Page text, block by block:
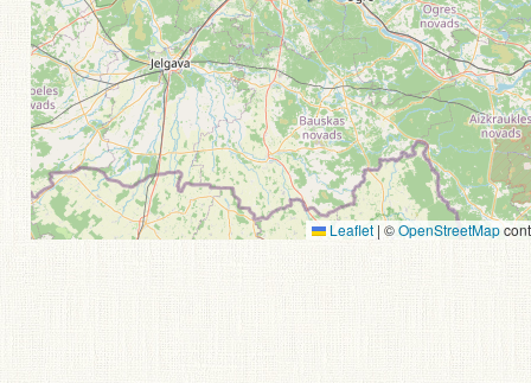
Leaflet | ©OpenStreetMap